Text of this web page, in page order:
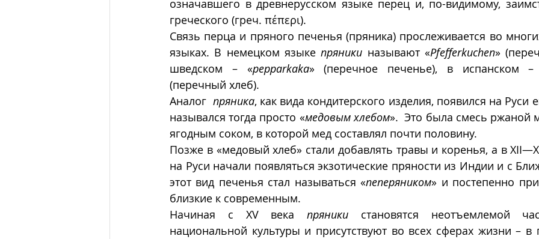
означавшего в древнерусском языке перец и, по-видимому,
греческого (греч. πέπερι).
Связь перца и пряного печенья (пряника) прослеживается во
языках. В немецком языке пряники называют «Pfefferkuchen»
шведском – «pepparkaka» (перечное печенье), в испанском
(перечный хлеб).
Аналог пряника, как вида кондитерского изделия, появился на Руси
назывался тогда просто «медовым хлебом».  Это была смесь ржаной
ягодным соком, в которой мед составлял почти половину.
Позже в «медовый хлеб» стали добавлять травы и коренья, а в
на Руси начали появляться экзотические пряности из Индии и с
этот вид печенья стал называться «пеперяником» и постепенно
близкие к современным.
Начиная с XV века пряники становятся неотъемлемой
национальной культуры и присутствуют во всех сферах жизни – в